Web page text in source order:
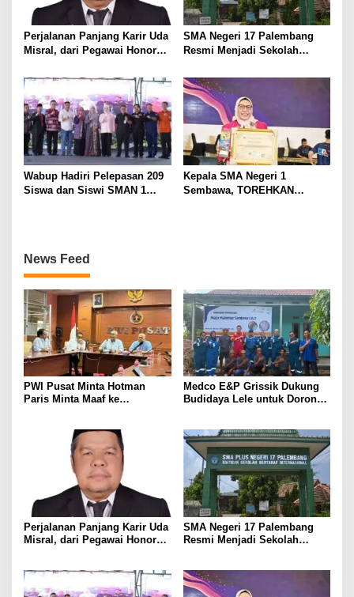
Perjalanan Panjang Karir Uda
Misral, dari Pegawai Honorer
Karir Jabatan Struktural
Eselon III
SMA Negeri 17 Palembang
Resmi Menjadi Sekolah
Wabup Hadiri Pelepasan 209
Siswa dan Siswi SMAN 1
Kepala SMA Negeri 1
Sembawa, TOREHKAN
News Feed
PWI Pusat Minta Hotman
Paris Minta Maaf ke
Medco E&P Grissik Dukung
Budidaya Lele untuk Dorong
Perjalanan Panjang Karir Uda
Misral, dari Pegawai Honorer
Eselon III
SMA Negeri 17 Palembang
Resmi Menjadi Sekolah